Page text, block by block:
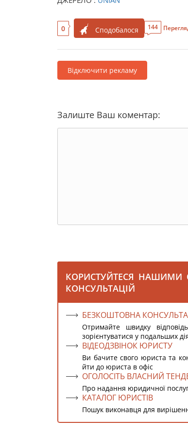
0 Сподобалося 144
Відключити рекламу
Залиште Ваш коментар:
КОРИСТУЙТЕСЯ НАШИМИ
КОНСУЛЬТАЦІЙ
БЕЗКОШТОВНА
Отримайте швидку
зорієнтуватися у подальших
ВІДЕОДЗВІНОК ЮРИСТУ
Ви бачите свого юриста та
йти до юриста в офіс
ОГОЛОСІТЬ ВЛАСНИЙ
Про надання юридичної
КАТАЛОГ ЮРИСТІВ
Пошук виконавця для